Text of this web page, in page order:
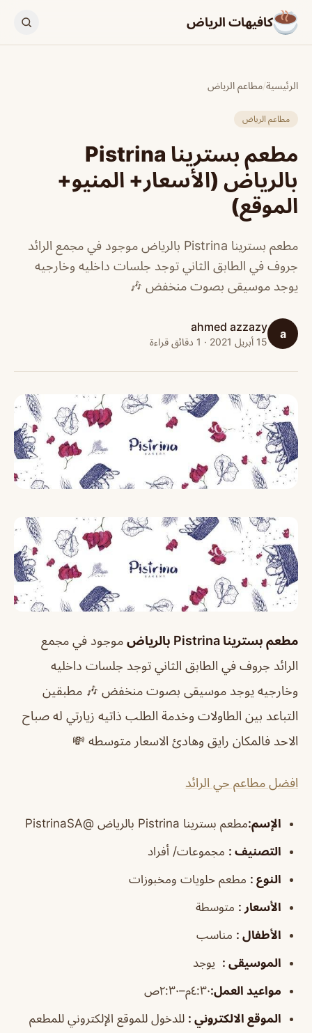
كافيهات الرياض
الرئيسية/مطاعم الرياض
مطاعم الرياض
مطعم بسترينا Pistrina
بالرياض (الأسعار+ المنيو+
الموقع)
مطعم بسترينا Pistrina بالرياض موجود في مجمع الرائد
جروف في الطابق الثاني توجد جلسات داخليه وخارجيه
يوجد موسيقى بصوت منخفض 🎶
a
ahmed azzazy
15 أبريل 2021 · 1 دقائق قراءة
مطعم بسترينا Pistrina بالرياض
موجود في مجمع
الرائد جروف في الطابق الثاني توجد جلسات داخليه
وخارجيه يوجد موسيقى بصوت منخفض 🎶 مطبقين
التباعد بين الطاولات وخدمة الطلب ذاتيه زيارتي له صباح
الاحد فالمكان رايق وهادئ الاسعار متوسطه 💸
افضل مطاعم حي الرائد
الإسم:مطعم بسترينا Pistrina بالرياض
@PistrinaSA
التصنيف : مجموعات/ أفراد
النوع : مطعم حلويات ومخبوزات
الأسعار : متوسطة
الأطفال : مناسب
الموسيقى : يوجد
مواعيد العمل:٤:٣٠م–٢:٣٠ص
الموقع الالكتروني : للدخول للموقع الإلكتروني للمطعم